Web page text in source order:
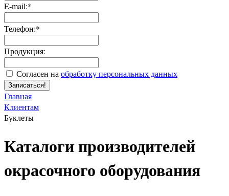
E-mail:*
Телефон:*
Продукция:
Согласен на обработку персональных данных
Записаться!
Главная
Клиентам
Буклеты
Каталоги производителей
окрасочного оборудования